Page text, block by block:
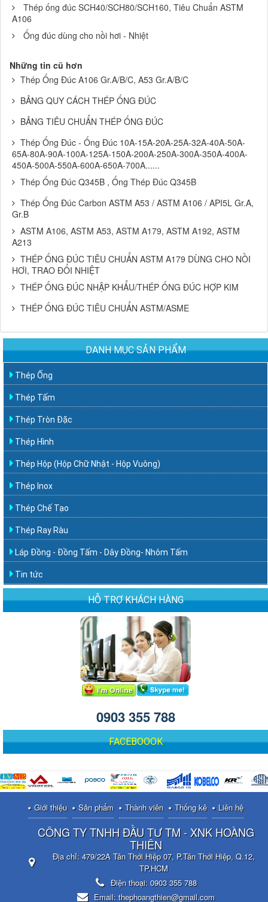
Thép ống đúc SCH40/SCH80/SCH160, Tiêu Chuẩn ASTM
A106
Ống đúc dùng cho nồi hơi - Nhiệt
Những tin cũ hơn
Thép Ống Đúc A106 Gr.A/B/C, A53 Gr.A/B/C
BẢNG QUY CÁCH THÉP ỐNG ĐÚC
BẢNG TIÊU CHUẨN THÉP ỐNG ĐÚC
Thép Ống Đúc - Ống Đúc 10A-15A-20A-25A-32A-40A-50A-
65A-80A-90A-100A-125A-150A-200A-250A-300A-350A-400A-
450A-500A-550A-600A-650A-700A......
Thép Ống Đúc Q345B , Ống Thép Đúc Q345B
Thép Ống Đúc Carbon ASTM A53 / ASTM A106 / API5L Gr.A,
Gr.B
ASTM A106, ASTM A53, ASTM A179, ASTM A192, ASTM
A213
THÉP ỐNG ĐÚC TIÊU CHUẨN ASTM A179 DÙNG CHO NỒI
HƠI, TRAO ĐỔI NHIỆT
THÉP ỐNG ĐÚC NHẬP KHẨU/THÉP ỐNG ĐÚC HỢP KIM
THÉP ỐNG ĐÚC TIÊU CHUẨN ASTM/ASME
DANH MỤC SẢN PHẨM
Thép Ống
Thép Tấm
Thép Tròn Đặc
Thép Hình
Thép Hộp (Hộp Chữ Nhật - Hộp Vuông)
Thép Inox
Thép Chế Tạo
Thép Ray Ràu
Láp Đồng - Đồng Tấm - Dây Đồng- Nhôm Tấm
Tin tức
HỖ TRỢ KHÁCH HÀNG
0903 355 788
FACEBOOOK
Giới thiệu Sản phẩm Thành viên Thống kê Liên hệ
CÔNG TY TNHH ĐẦU TƯ TM - XNK HOÀNG
THIÊN
Địa chỉ: 479/22A Tân Thới Hiệp 07, P.Tân Thới Hiệp, Q.12,
TP.HCM
Điện thoại: 0903 355 788
Email: thephoangthien@gmail.com